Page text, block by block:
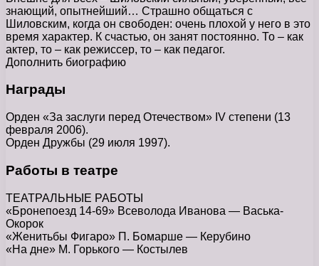
знающий, опытнейший… Страшно общаться с
Шиловским, когда он свободен: очень плохой у него в это
время характер. К счастью, он занят постоянно. То – как
актер, то – как режиссер, то – как педагог.
Дополнить биографию
Награды
Орден «За заслуги перед Отечеством» IV степени (13
февраля 2006).
Орден Дружбы (29 июля 1997).
Работы в театре
ТЕАТРАЛЬНЫЕ РАБОТЫ
«Бронепоезд 14-69» Всеволода Иванова — Васька-
Окорок
«Женитьбы Фигаро» П. Бомарше — Керубино
«На дне» М. Горького — Костылев